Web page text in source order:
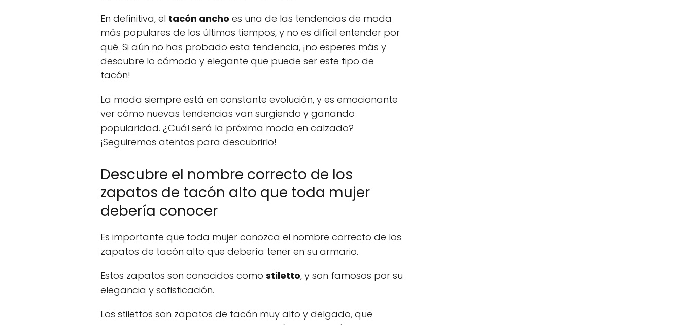
En definitiva, el tacón ancho es una de las tendencias de moda
más populares de los últimos tiempos, y no es difícil entender por
qué. Si aún no has probado esta tendencia, ¡no esperes más y
descubre lo cómodo y elegante que puede ser este tipo de
tacón!
La moda siempre está en constante evolución, y es emocionante
ver cómo nuevas tendencias van surgiendo y ganando
popularidad. ¿Cuál será la próxima moda en calzado?
¡Seguiremos atentos para descubrirlo!
Descubre el nombre correcto de los
zapatos de tacón alto que toda mujer
debería conocer
Es importante que toda mujer conozca el nombre correcto de los
zapatos de tacón alto que debería tener en su armario.
Estos zapatos son conocidos como stiletto, y son famosos por su
elegancia y sofisticación.
Los stilettos son zapatos de tacón muy alto y delgado, que